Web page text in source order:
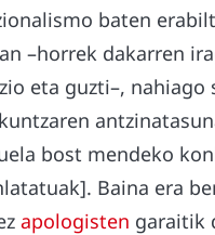
baten
–horrek dakarren
eta guzti–, nahiago
bost mendeko
Baina era
apologisten garaitik